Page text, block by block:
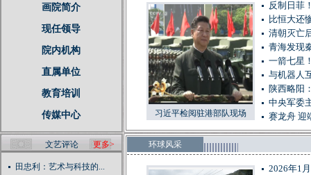
画院简介
现任领导
院内机构
直属单位
教育培训
传媒中心 习近平检阅驻港部队现场
反制日菲
比恒大还
清朝灭亡
青海发现
一箭七星
与机器人
陕西略阳
中央军委
赛龙舟 迎
文艺评论 更多>
田忠利：艺术与科技的...
环球风采
2026年1